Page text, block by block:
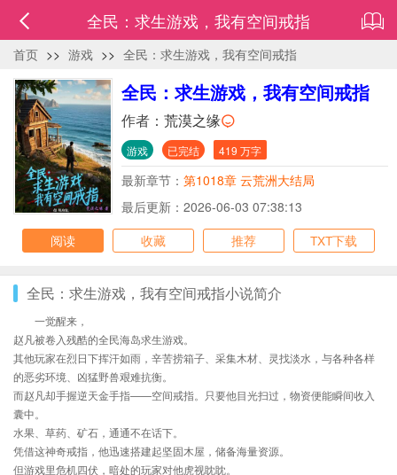
全民：求生游戏，我有空间戒指
首页 >> 游戏 >> 全民：求生游戏，我有空间戒指
全民：求生游戏，我有空间戒指
作者： 荒漠之缘
游戏 已完结 419 万字
最新章节： 第1018章 云荒洲大结局
最后更新：2026-06-03 07:38:13
阅读
收藏 推荐 TXT下载
全民：求生游戏，我有空间戒指小说简介
一觉醒来，
赵凡被卷入残酷的全民海岛求生游戏。
其他玩家在烈日下挥汗如雨，辛苦捞箱子、采集木材、灵找淡水，与各种各样
的恶劣环境、凶猛野兽艰难抗衡。
而赵凡却手握逆天金手指——空间戒指。只要他目光扫过，物资便能瞬间收入
囊中。
水果、草药、矿石，通通不在话下。
凭借这神奇戒指，他迅速搭建起坚固木屋，储备海量资源。
但游戏里危机四伏，暗处的玩家对他虎视眈眈。